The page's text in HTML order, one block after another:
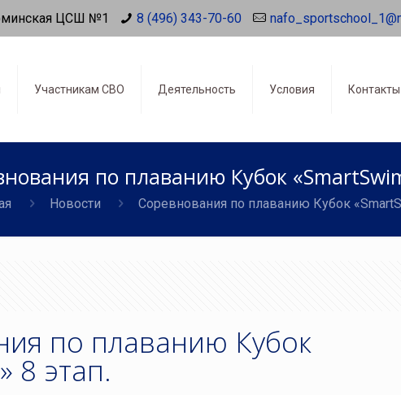
ЦСШ №1 8 (496) 343-70-60
Участникам СВО Деятельность Условия Контакты
по плаванию Кубок
Новости Соревнования по плаванию Кубок
по плаванию Кубок
8 этап.